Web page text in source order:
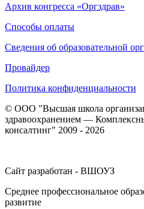
Архив конгресса «Оргздрав»
Способы оплаты
Сведения об образовательной
Провайдер
Политика конфиденциальности
© ООО "Высшая школа
здравоохранением —
консалтинг" 2009 - 2026
Сайт разработан - ВШОУЗ
Среднее профессиональное
развитие